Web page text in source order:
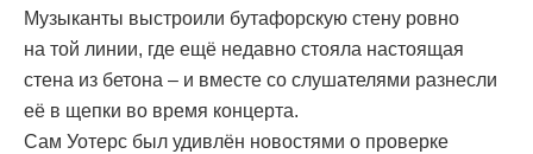
Музыканты выстроили бутафорскую стену ровно
на той линии, где ещё недавно стояла настоящая
стена из бетона – и вместе со слушателями разнесли
её в щепки во время концерта.
Сам Уотерс был удивлён новостями о проверке